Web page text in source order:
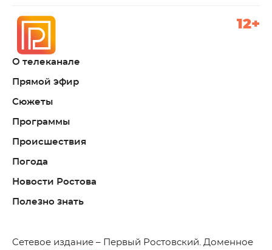
О телеканале
Прямой эфир
Сюжеты
Программы
Происшествия
Погода
Новости Ростова
Полезно знать
12+
Cетевое издание – Первый Ростовский. Доменное